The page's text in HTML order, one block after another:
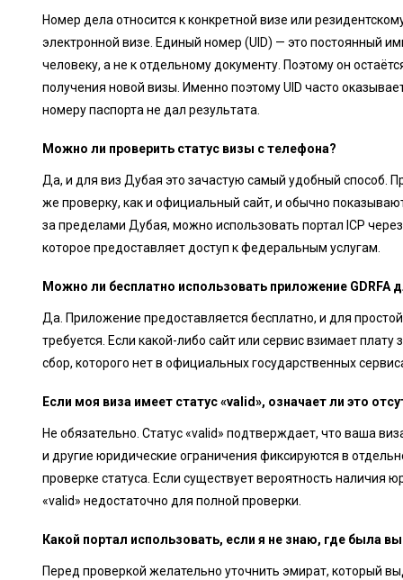
Номер дела относится к конкретной визе или
электронной визе. Единый номер (UID) — это постоянный
человеку, а не к отдельному документу. Поэтому он
получения новой визы. Именно поэтому UID часто
номеру паспорта не дал результата.
Можно ли проверить статус визы с телефона?
Да, и для виз Дубая это зачастую самый удобный способ.
же проверку, как и официальный сайт, и обычно
за пределами Дубая, можно использовать портал ICP
которое предоставляет доступ к федеральным услугам.
Можно ли бесплатно использовать приложение GDRFA
Да. Приложение предоставляется бесплатно, и для
требуется. Если какой-либо сайт или сервис взимает
сбор, которого нет в официальных государственных
Если моя виза имеет статус «valid», означает ли это
Не обязательно. Статус «valid» подтверждает, что ваша
и другие юридические ограничения фиксируются в
проверке статуса. Если существует вероятность наличия
«valid» недостаточно для полной проверки.
Какой портал использовать, если я не знаю, где была
Перед проверкой желательно уточнить эмират, который